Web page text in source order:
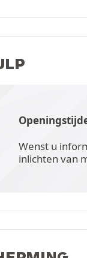
Wenst u
inlichten van